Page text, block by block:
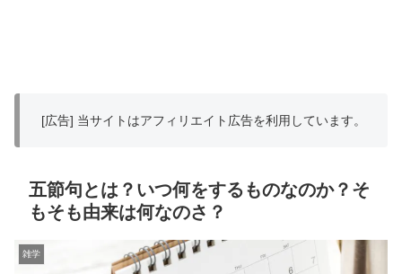
[広告] 当サイトはアフィリエイト広告を利用しています。
五節句とは？いつ何をするものなのか？そ
もそも由来は何なのさ？
雑学